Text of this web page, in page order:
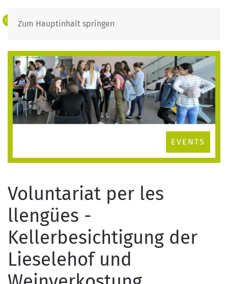
Zum Hauptinhalt springen
IT DE
EVENTS
Voluntariat per les
llengües -
Kellerbesichtigung der
Lieselehof und